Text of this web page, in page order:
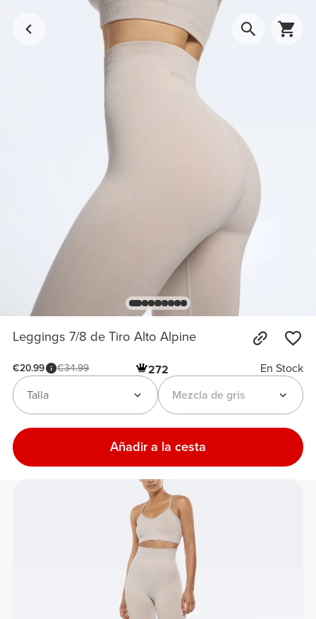
Leggings 7/8 de Tiro Alto Alpine
€20.99 €34.99 272
En Stock
Mezcla de gris
Talla
Añadir a la cesta